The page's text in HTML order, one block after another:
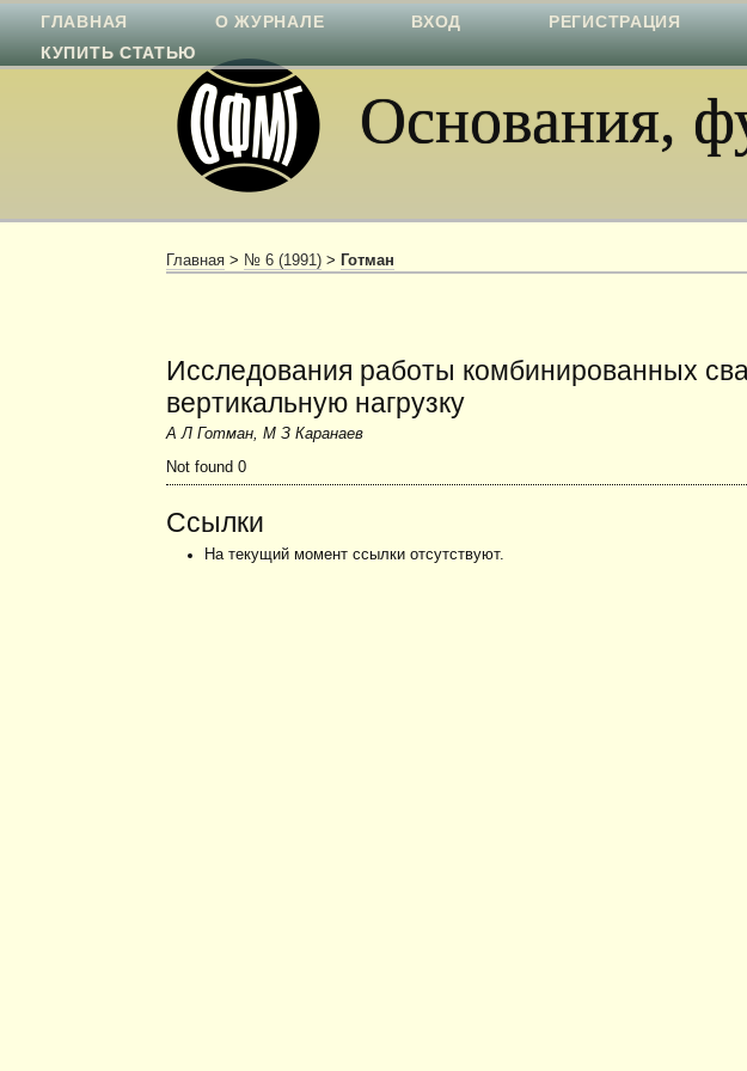
Основания,
ГЛАВНАЯ О ЖУРНАЛЕ ВХОД РЕГИСТРАЦИЯ
КУПИТЬ СТАТЬЮ
Главная > № 6 (1991) > Готман
Исследования работы комбинированных
вертикальную нагрузку
А Л Готман, М З Каранаев
Not found 0
Ссылки
На текущий момент ссылки отсутствуют.